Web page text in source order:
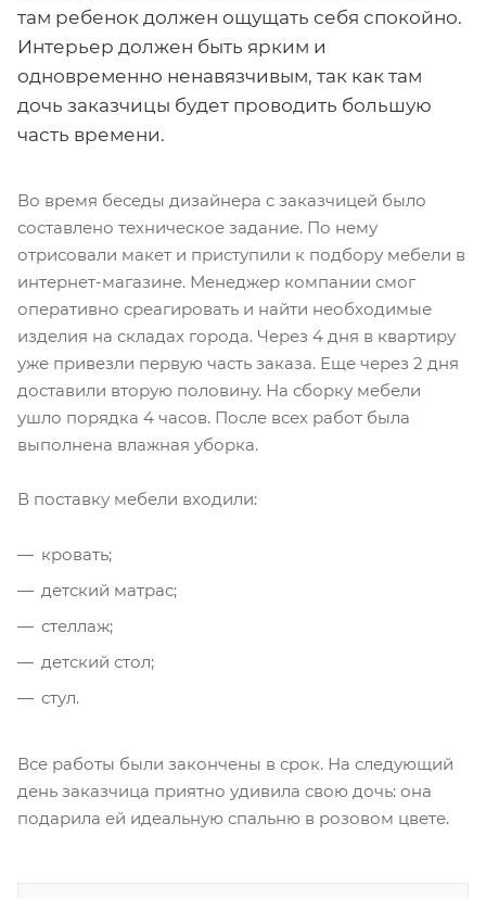
там ребенок должен ощущать себя спокойно.
Интерьер должен быть ярким и
одновременно ненавязчивым, так как там
дочь заказчицы будет проводить большую
часть времени.
Во время беседы дизайнера с заказчицей было
составлено техническое задание. По нему
отрисовали макет и приступили к подбору мебели в
интернет-магазине. Менеджер компании смог
оперативно среагировать и найти необходимые
изделия на складах города. Через 4 дня в квартиру
уже привезли первую часть заказа. Еще через 2 дня
доставили вторую половину. На сборку мебели
ушло порядка 4 часов. После всех работ была
выполнена влажная уборка.
В поставку мебели входили:
кровать;
детский матрас;
стеллаж;
детский стол;
стул.
Все работы были закончены в срок. На следующий
день заказчица приятно удивила свою дочь: она
подарила ей идеальную спальню в розовом цвете.